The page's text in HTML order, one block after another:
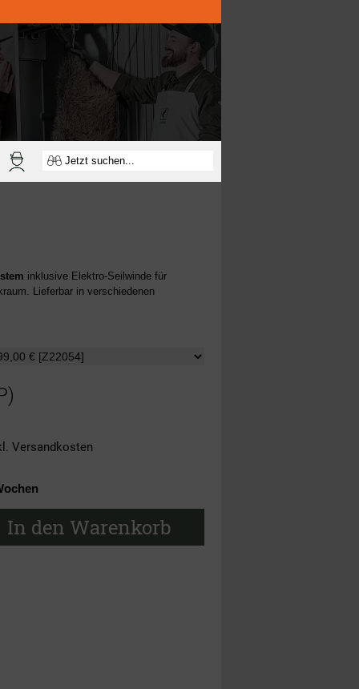
inklusive Elektro-Seilwinde für
Lieferbar in verschiedenen
Versandkosten
In den Warenkorb